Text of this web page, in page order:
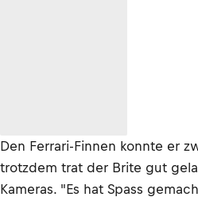
Den Ferrari-Finnen konnte er
trotzdem trat der Brite gut
Kameras. "Es hat Spass